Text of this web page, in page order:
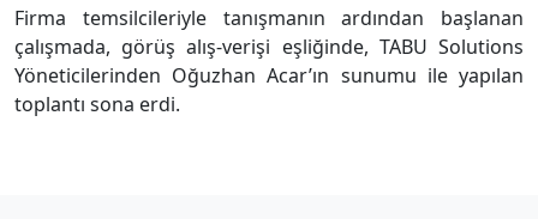
Firma temsilcileriyle tanışmanın ardından başlanan
çalışmada, görüş alış-verişi eşliğinde, TABU Solutions
Yöneticilerinden Oğuzhan Acar’ın sunumu ile yapılan
toplantı sona erdi.